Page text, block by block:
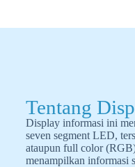
Tentang
Display informasi ini
seven segment LED,
ataupun full color
menampilkan informasi